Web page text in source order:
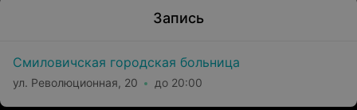
Запись
Смиловичская городская больница
ул. Революционная, 20 до 20:00